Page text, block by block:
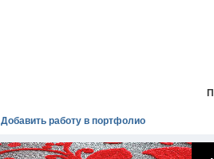
Добавить работу в портфолио